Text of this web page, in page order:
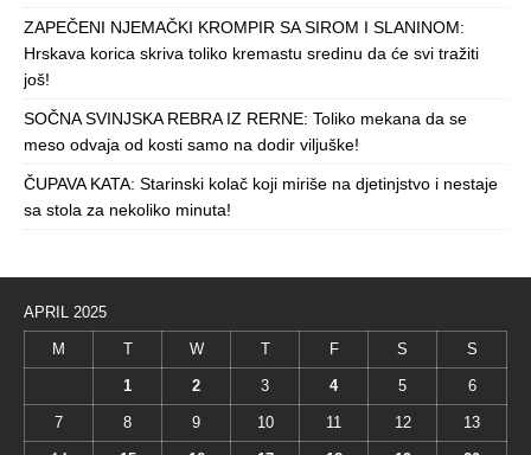
ZAPEČENI NJEMAČKI KROMPIR SA SIROM I SLANINOM:
Hrskava korica skriva toliko kremastu sredinu da će svi tražiti
još!
SOČNA SVINJSKA REBRA IZ RERNE: Toliko mekana da se
meso odvaja od kosti samo na dodir viljuške!
ČUPAVA KATA: Starinski kolač koji miriše na djetinjstvo i nestaje
sa stola za nekoliko minuta!
APRIL 2025
M T W T F S S
1 2 3 4 5 6
7 8 9 10 11 12 13